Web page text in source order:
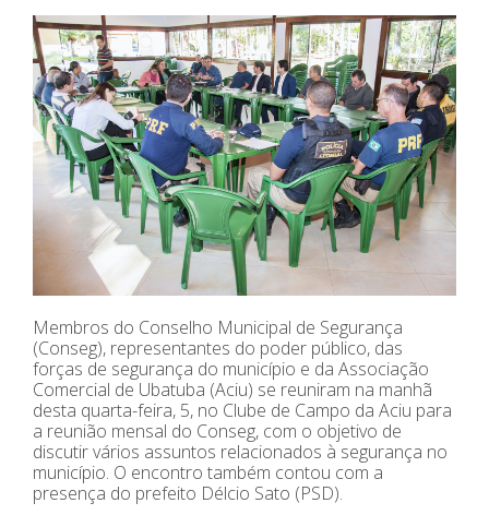
Membros do Conselho Municipal de Segurança
(Conseg), representantes do poder público, das
forças de segurança do município e da Associação
Comercial de Ubatuba (Aciu) se reuniram na manhã
desta quarta-feira, 5, no Clube de Campo da Aciu para
a reunião mensal do Conseg, com o objetivo de
discutir vários assuntos relacionados à segurança no
município. O encontro também contou com a
presença do prefeito Délcio Sato (PSD).